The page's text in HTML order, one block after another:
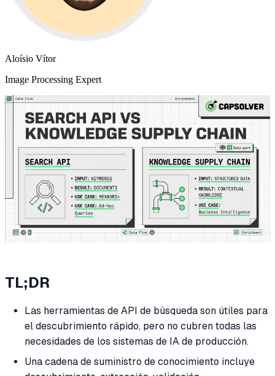
Aloísio Vítor
Image Processing Expert
TL;DR
Las herramientas de API de búsqueda son útiles para
el descubrimiento rápido, pero no cubren todas las
necesidades de los sistemas de IA de producción.
Una cadena de suministro de conocimiento incluye